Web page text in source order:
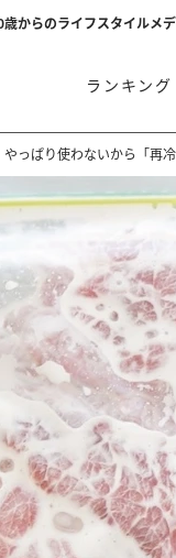
歳からのライフスタイルメ
ランキング
やっぱり使わないから「再